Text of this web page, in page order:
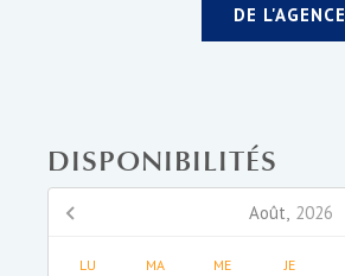
DE L'AGENCE
DISPONIBILITÉS
Août, 2026
LU MA ME JE